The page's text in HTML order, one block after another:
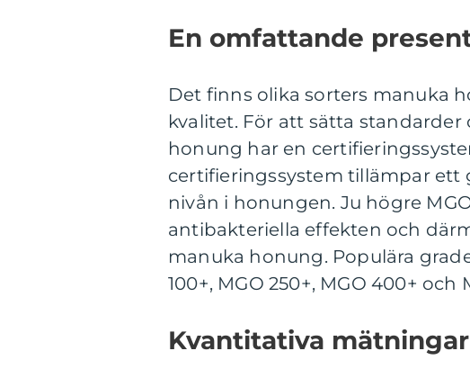
En omfattande
Det finns olika sorters manuka
kvalitet. För att sätta
honung har en
certifieringssystem tillämpar ett
nivån i honungen. Ju högre
antibakteriella effekten och
manuka honung. Populära
100+, MGO 250+, MGO 400+ och
Kvantitativa